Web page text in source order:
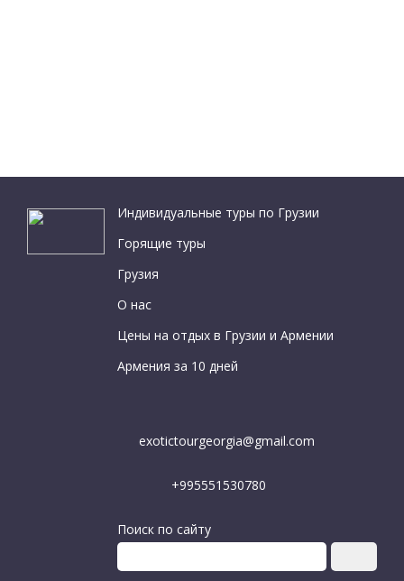
Индивидуальные туры по Грузии
Горящие туры
Грузия
О нас
Цены на отдых в Грузии и Армении
Армения за 10 дней
exotictourgeorgia@gmail.com
+995551530780
Поиск по сайту